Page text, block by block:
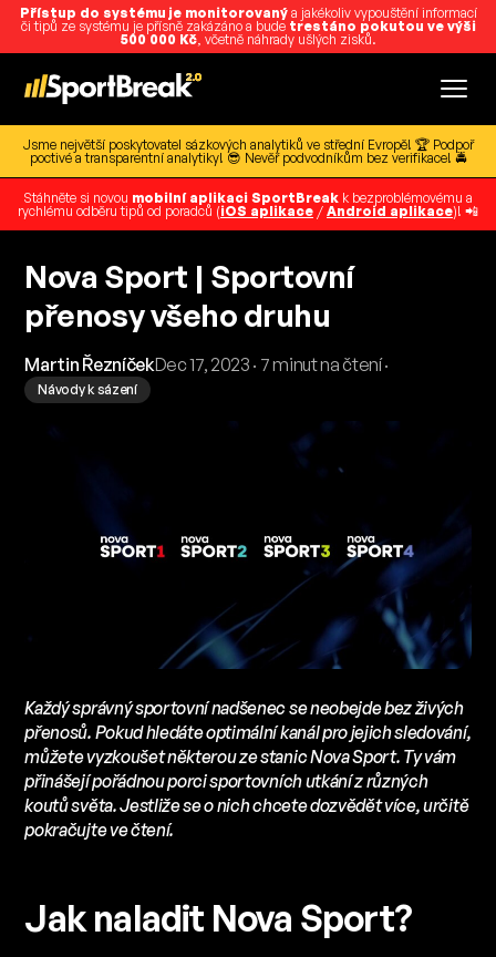
Přístup do systému je monitorovanýa jakékoliv vypouštění informací
či tipů ze systému je přísně zakázáno a bude trestáno pokutou ve výši
500 000 Kč, včetně náhrady ušlých zisků.
Jsme největší poskytovatel sázkových analytiků ve střední Evropě! 🏆 Podpoř
poctivé a transparentní analytiky! 😎 Nevěř podvodníkům bez verifikace! 🚔
Stáhněte si novou mobilní aplikaci SportBreak k bezproblémovému a
rychlému odběru tipů od poradců (iOS aplikace / Android aplikace)! 📲
Nova Sport | Sportovní
přenosy všeho druhu
Martin ŘezníčekDec 17, 2023 · 7 minut na čtení ·
Návody k sázení
Každý správný sportovní nadšenec se neobejde bez živých
přenosů. Pokud hledáte optimální kanál pro jejich sledování,
můžete vyzkoušet některou ze stanic Nova Sport. Ty vám
přinášejí pořádnou porci sportovních utkání z různých
koutů světa. Jestliže se o nich chcete dozvědět více, určitě
pokračujte ve čtení.
Jak naladit Nova Sport?